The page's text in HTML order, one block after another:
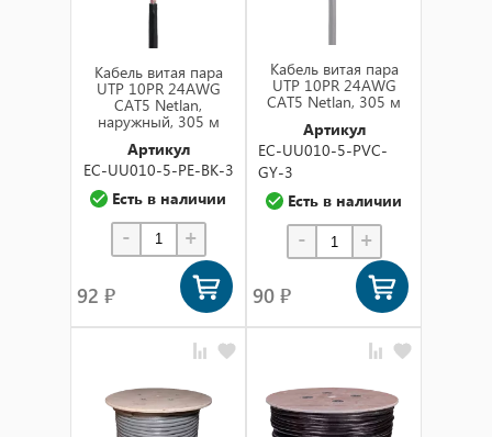
Кабель витая пара
UTP 10PR 24AWG
CAT5 Netlan,
наружный, 305 м
Артикул
EC-UU010-5-PE-BK-3
Есть в наличии
- +
92 ₽
Кабель витая пара
UTP 10PR 24AWG
CAT5 Netlan, 305 м
Артикул
EC-UU010-5-PVC-
GY-3
Есть в наличии
- +
90 ₽